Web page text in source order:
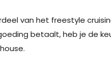
van het freestyle
betaalt, heb je de